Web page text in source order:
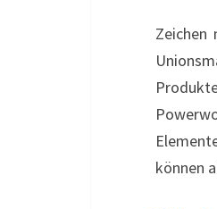
können